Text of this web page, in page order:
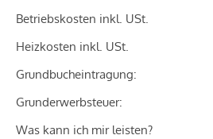
Betriebskosten inkl. USt.
Heizkosten inkl. USt.
Grundbucheintragung:
Grunderwerbsteuer:
Was kann ich mir leisten?